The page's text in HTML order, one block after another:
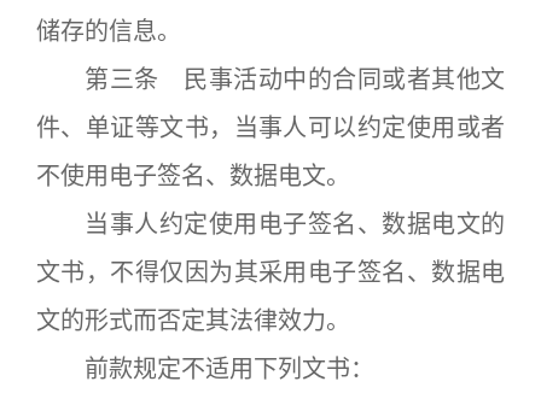
储存的信息。
第三条 民事活动中的合同或者其他文
件、单证等文书，当事人可以约定使用或者
不使用电子签名、数据电文。
当事人约定使用电子签名、数据电文的
文书，不得仅因为其采用电子签名、数据电
文的形式而否定其法律效力。
前款规定不适用下列文书：